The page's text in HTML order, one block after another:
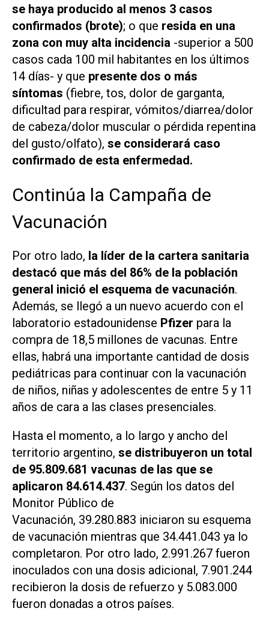
se haya producido al menos 3 casos
confirmados (brote); o que resida en una
zona con muy alta incidencia -superior a 500
casos cada 100 mil habitantes en los últimos
14 días- y que presente dos o más
síntomas (fiebre, tos, dolor de garganta,
dificultad para respirar, vómitos/diarrea/dolor
de cabeza/dolor muscular o pérdida repentina
del gusto/olfato), se considerará caso
confirmado de esta enfermedad.
Continúa la Campaña de
Vacunación
Por otro lado, la líder de la cartera sanitaria
destacó que más del 86% de la población
general inició el esquema de vacunación.
Además, se llegó a un nuevo acuerdo con el
laboratorio estadounidense Pfizer para la
compra de 18,5 millones de vacunas. Entre
ellas, habrá una importante cantidad de dosis
pediátricas para continuar con la vacunación
de niños, niñas y adolescentes de entre 5 y 11
años de cara a las clases presenciales.
Hasta el momento, a lo largo y ancho del
territorio argentino, se distribuyeron un total
de 95.809.681 vacunas de las que se
aplicaron 84.614.437. Según los datos del
Monitor Público de
Vacunación, 39.280.883 iniciaron su esquema
de vacunación mientras que 34.441.043 ya lo
completaron. Por otro lado, 2.991.267 fueron
inoculados con una dosis adicional, 7.901.244
recibieron la dosis de refuerzo y 5.083.000
fueron donadas a otros países.